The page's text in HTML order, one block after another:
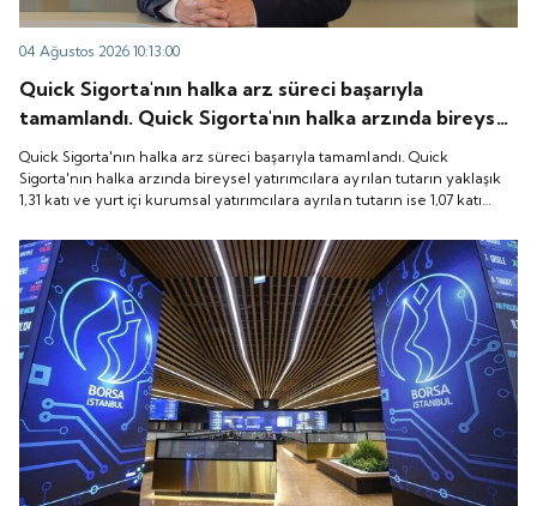
04 Ağustos 2026 10:13:00
Quick Sigorta'nın halka arz süreci başarıyla
tamamlandı. Quick Sigorta'nın halka arzında bireysel
yatırımcılara ayrılan tutarın yaklaşık 1,31 katı ve yurt
içi kurumsal yatırımcılara ayrılan tutarın ise 1,07 katı
talep geldi. Quick Sigorta, 6 Ağustos 2026 tarihinde
görmeye başlayacak.
Quick Sigorta'nın halka arz süreci başarıyla tamamlandı. Quick
Sigorta'nın halka arzında bireysel yatırımcılara ayrılan tutarın yaklaşık
1,31 katı ve yurt içi kurumsal yatırımcılara ayrılan tutarın ise 1,07 katı
koduyla Borsa İstanbul'da işlem görmeye başlayacak.